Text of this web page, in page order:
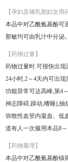
【孕妇及哺乳期妇女用
本品中对乙酰氨基酚可
那敏均可由乳汁中分泌
【药物过量】
药物过量时.可很快出
24小时,2～4天内可出
功能异常可达高峰,第4
神志障碍,躁动,嗜睡),抽
弥散性血管内凝血、低
道有人一次服用本品8
【药物毒理】
本品中对乙酰氨基酚镇